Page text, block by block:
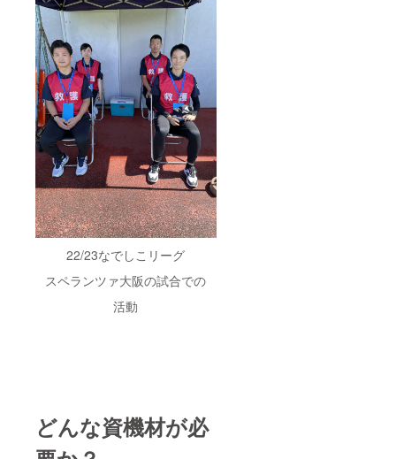
22/23なでしこリーグ
スペランツァ大阪の試合での
活動
どんな資機材が必